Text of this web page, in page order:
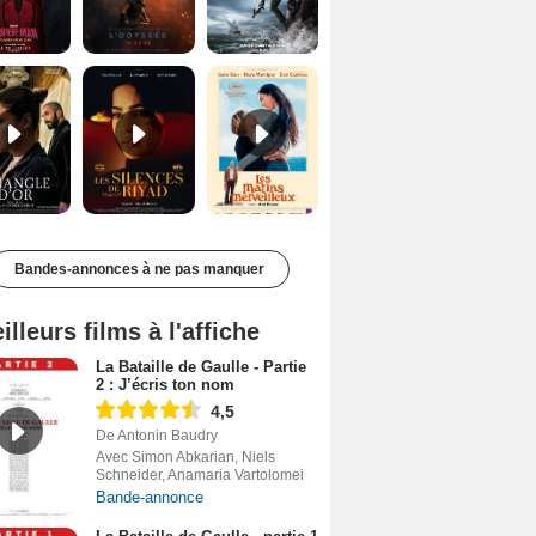
Les Silences de Riyad Bande-annonce VO STFR Les Matins merveilleux Bande-annonce VF
Bandes-annonces à ne pas manquer
films à l'affiche
La Bataille de Gaulle - Partie
2 : J’écris ton nom
4,5
De Antonin Baudry
Avec Simon Abkarian, Niels
Schneider, Anamaria Vartolomei
Bande-annonce